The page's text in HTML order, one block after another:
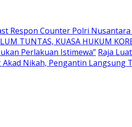
Respon Counter Polri
TUNTAS, KUASA HUKUM
Perlakuan Istimewa” Raja
Nikah, Pengantin Langsung